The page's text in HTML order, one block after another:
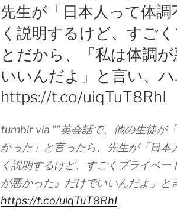
先生が「日本人って体
く説明するけど、すご
とだから、『私は体調
いいんだよ」と言い、ハ
https://t.co/uiqTuT8RhI
tumblr via ""英会話で、他の生徒が
かった」と言ったら、先生が「日本
く説明するけど、すごくプライベ
が悪かった』だけでいいんだよ」と
https://t.co/uiqTuT8RhI